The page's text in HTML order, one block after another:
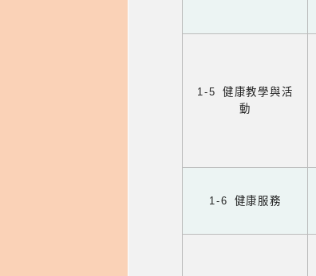
1-5 健康教學與活
動
1-6 健康服務